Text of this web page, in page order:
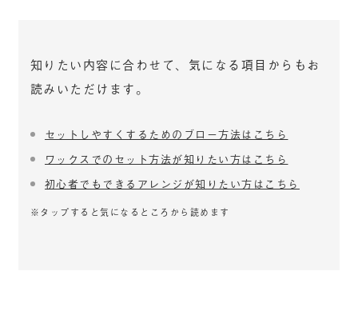
知りたい内容に合わせて、気になる項目からもお
読みいただけます。
セットしやすくするためのブロー方法はこちら
ワックスでのセット方法が知りたい方はこちら
初心者でもできるアレンジが知りたい方はこちら
※タップすると気になるところから読めます